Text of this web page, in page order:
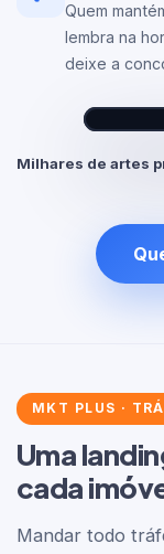
Quem
lembra na
deixe a
Milhares de artes
MKT PLUS ·
Uma
cada
Mandar todo